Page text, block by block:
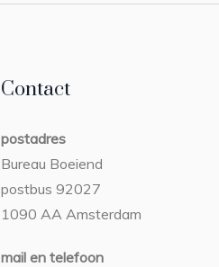
Contact
postadres
Bureau Boeiend
postbus 92027
1090 AA Amsterdam
mail en telefoon